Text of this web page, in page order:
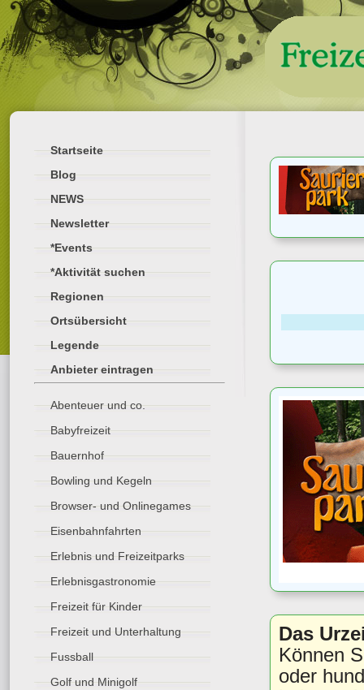
Startseite
Blog
NEWS
Newsletter
*Events
*Aktivität suchen
Regionen
Ortsübersicht
Legende
Anbieter eintragen
Abenteuer und co.
Babyfreizeit
Bauernhof
Bowling und Kegeln
Browser- und Onlinegames
Eisenbahnfahrten
Erlebnis und Freizeitparks
Erlebnisgastronomie
Freizeit für Kinder
Freizeit und Unterhaltung
Fussball
Golf und Minigolf
Das
Können
oder